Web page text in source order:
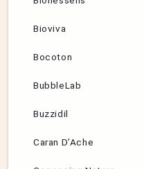
Bioviva
Bocoton
BubbleLab
Buzzidil
Caran D’Ache